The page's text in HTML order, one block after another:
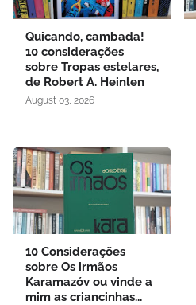
Quicando, cambada!
10 considerações
sobre Tropas estelares,
de Robert A. Heinlen
August 03, 2026
10 Considerações
sobre Os irmãos
Karamazóv ou vinde a
mim as criancinhas...